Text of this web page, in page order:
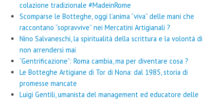
colazione tradizionale #MadeinRome
Scomparse le Botteghe, oggi l’anima “viva” delle mani che
raccontano “sopravvive” nei Mercatini Artigianali ?
Nino Salvaneschi, la spiritualità della scrittura e la volontà di
non arrendersi mai
“Gentrificazione”: Roma cambia, ma per diventare cosa ?
Le Botteghe Artigiane di Tor di Nona: dal 1985, storia di
promesse mancate
Luigi Gentili, umanista del management ed educatore delle